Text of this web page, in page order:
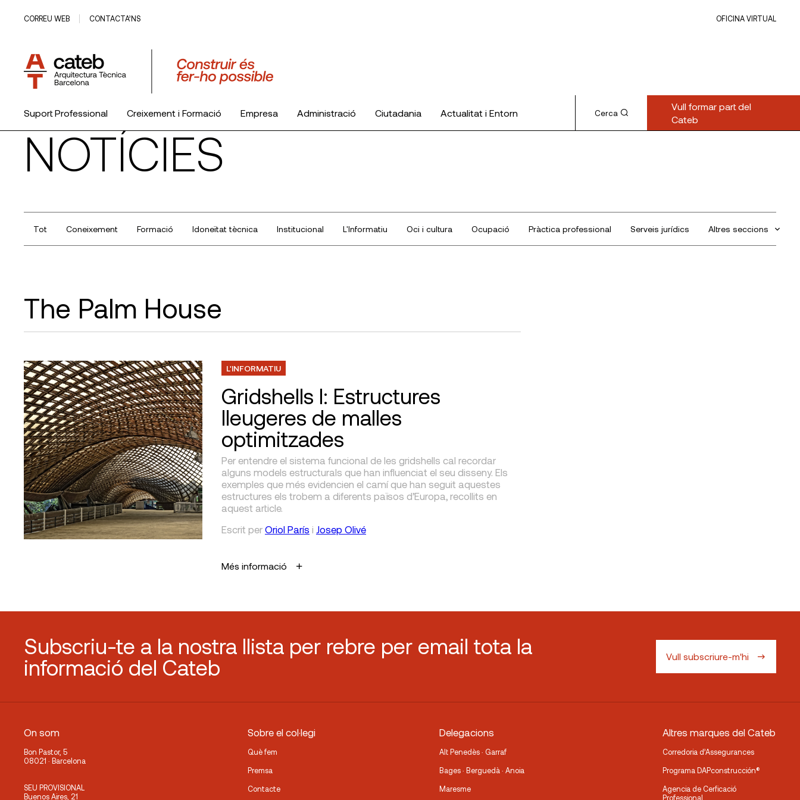
CORREU WEB CONTACTA’NS OFICINA VIRTUAL
Suport Professional Creixement i Formació Empresa Administració Ciutadania Actualitat i Entorn
El Col·legi
Cerca
Vull formar part del
Cateb
NOTÍCIES
Tot Coneixement Formació Idoneïtat tècnica Institucional L'Informatiu Oci i cultura Ocupació Pràctica professional Serveis jurídics Altres seccions
The Palm House
L'INFORMATIU
Gridshells I: Estructures
lleugeres de malles
optimitzades
Per entendre el sistema funcional de les gridshells cal recordar
alguns models estructurals que han influenciat el seu disseny. Els
exemples que més evidencien el camí que han seguit aquestes
estructures els trobem a diferents països d’Europa, recollits en
aquest article.
Escrit per Oriol París i Josep Olivé
Més informació
Subscriu-te a la nostra llista per rebre per email tota la
informació del Cateb
Vull subscriure-m'hi
On som
Bon Pastor, 5
08021 · Barcelona
SEU PROVISIONAL
Buenos Aires, 21
Sobre el col·legi
Què fem
Premsa
Contacte
Delegacions
Alt Penedès · Garraf
Bages · Berguedà · Anoia
Maresme
Altres marques del Cateb
Corredoria d’Assegurances
Programa DAPconstrucción®
Agencia de Cerficació
Professional